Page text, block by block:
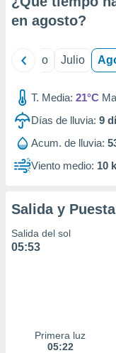
e
publicidad
publicidad
de
en agosto?
Junio Julio
T. Media: 21°C
Días de lluvia: 9
Acum. de lluvia:
Viento medio: 10
Salida y
Salida del sol
05:53
Primera luz
05:22